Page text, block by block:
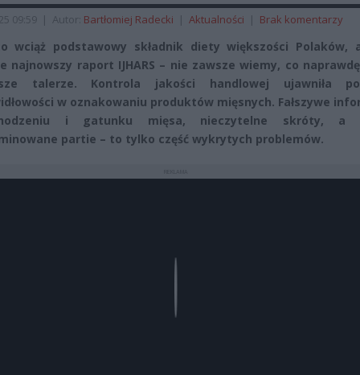
09:59 | Autor: Bartłomiej Radecki | Aktualności | Brak komentarzy
wciąż podstawowy składnik diety większości Polaków,
najnowszy raport IJHARS – nie zawsze wiemy, co
talerze. Kontrola jakości handlowej ujawniła
w oznakowaniu produktów mięsnych. Fałszywe
i gatunku mięsa, nieczytelne skróty, a
partie – to tylko część wykrytych problemów.